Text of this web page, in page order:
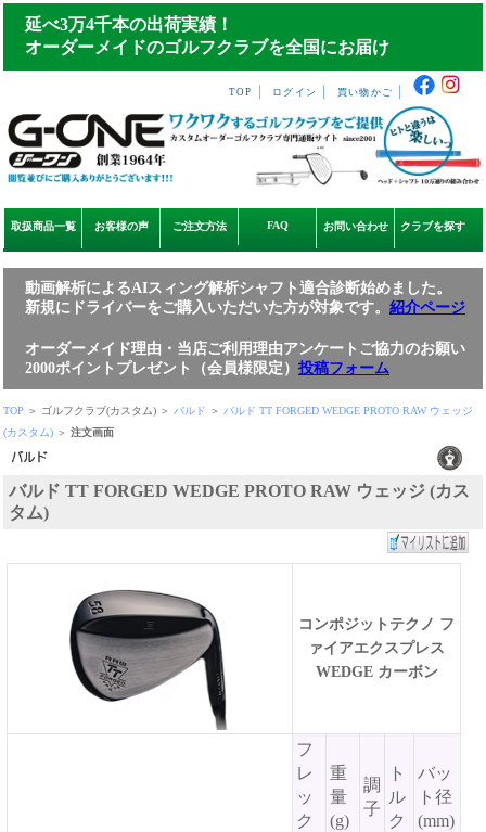
延べ3万4千本の出荷実績！
オーダーメイドのゴルフクラブを全国にお届け
TOP ログイン 買い物かご
取扱商品一覧 お客様の声 ご注文方法 FAQ お問い合わせ クラブを探す
動画解析によるAIスィング解析シャフト適合診断始めました。
新規にドライバーをご購入いただいた方が対象です。 紹介ページ
オーダーメイド理由・当店ご利用理由アンケートご協力のお願い
2000ポイントプレゼント（会員様限定） 投稿フォーム
TOP ＞ ゴルフクラブ(カスタム) ＞ バルド ＞ バルド TT FORGED WEDGE PROTO RAW ウェッジ
(カスタム) ＞ 注文画面
バルド TT FORGED WEDGE PROTO RAW ウェッジ (カス
タム)
コンポジットテクノ フ
ァイアエクスプレス
WEDGE カーボン
フ
レ
ッ
ク
重
量
(g)
調
子
ト
ル
ク
バッ
ト径
(mm)